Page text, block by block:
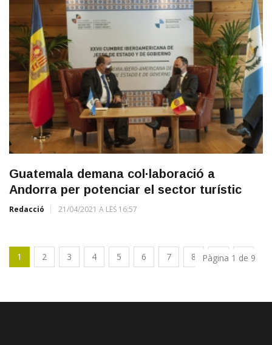
Guatemala demana col·laboració a
Andorra per potenciar el sector turístic
Redacció 21/04/2021 A LES 16:57
1 2 3 4 5 6 7 8 9
Pàgina 1 de 9